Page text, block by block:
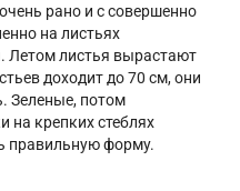
рано и с совершенно
на листьях
Летом листья вырастают
доходит до 70 см, они
Зеленые, потом
на крепких стеблях
правильную форму.